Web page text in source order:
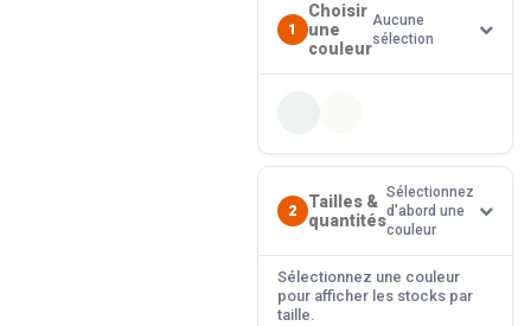
1
Choisir
une
couleur
Aucune
sélection
2
Tailles &
quantités
Sélectionnez
d'abord une
couleur
Sélectionnez une couleur
pour afficher les stocks par
taille.